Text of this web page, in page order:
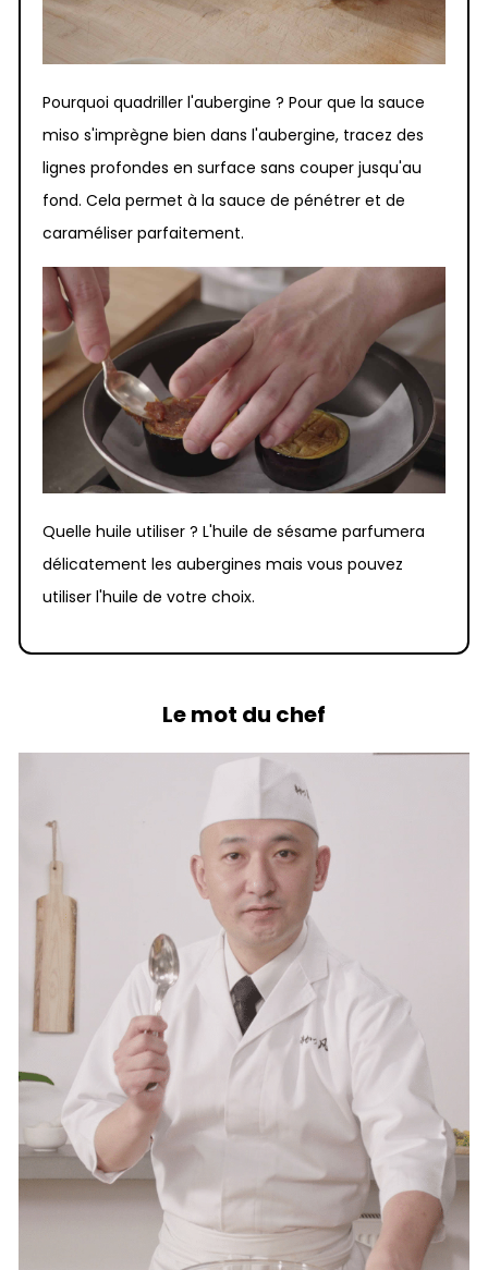
Pourquoi quadriller l'aubergine ? Pour que la sauce
miso s'imprègne bien dans l'aubergine, tracez des
lignes profondes en surface sans couper jusqu'au
fond. Cela permet à la sauce de pénétrer et de
caraméliser parfaitement.
Quelle huile utiliser ? L'huile de sésame parfumera
délicatement les aubergines mais vous pouvez
utiliser l'huile de votre choix.
Le mot du chef